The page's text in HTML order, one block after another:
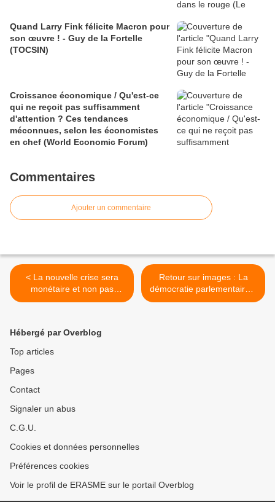
Quand Larry Fink félicite Macron pour
son œuvre ! - Guy de la Fortelle
(TOCSIN)
Croissance économique / Qu'est-ce
qui ne reçoit pas suffisamment
d'attention ? Ces tendances
méconnues, selon les économistes
en chef (World Economic Forum)
Commentaires
Ajouter un commentaire
< La nouvelle crise sera
monétaire et non pas
financière, par Simone
Retour sur images : La
démocratie parlementaire à
l'allemande : une voie
Hébergé par Overblog
Top articles
Pages
Contact
Signaler un abus
C.G.U.
Cookies et données personnelles
Préférences cookies
Voir le profil de ERASME sur le portail Overblog